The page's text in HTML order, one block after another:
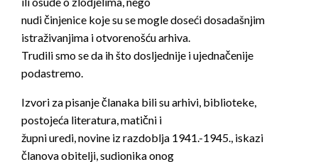
nudi činjenice koje su se mogle doseći dosadašnjim
istraživanjima i otvorenošću arhiva.
Trudili smo se da ih što dosljednije i ujednačenije
podastremo.
Izvori za pisanje članaka bili su arhivi, biblioteke,
postojeća literatura, matični i
župni uredi, novine iz razdoblja 1941.-1945., iskazi
članova obitelji, sudionika onog